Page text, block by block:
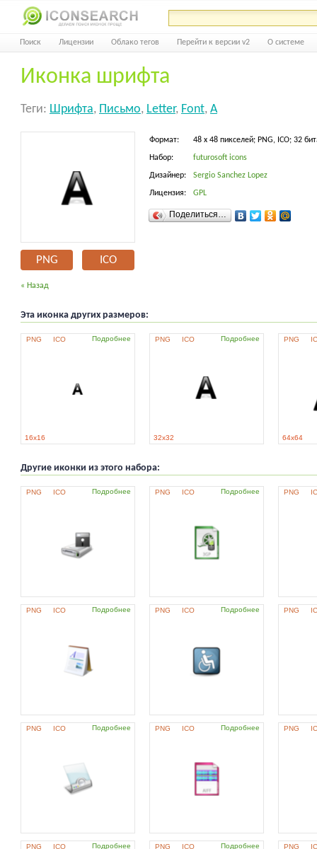
Поиск Лицензии Облако тегов Перейти к версии v2 О системе
Иконка шрифта
Теги: Шрифта, Письмо, Letter, Font, A
PNG ICO
Формат: 48 x 48 пикселей; PNG, ICO; 32
Набор: futurosoft icons
Дизайнер: Sergio Sanchez Lopez
Лицензия: GPL
Поделиться…
« Назад
Эта иконка других размеров:
PNG ICO Подробнее
16x16
PNG ICO Подробнее
32x32
PNG
64x64
Другие иконки из этого набора:
PNG ICO Подробнее PNG ICO Подробнее PNG
PNG ICO Подробнее PNG ICO Подробнее PNG
PNG ICO Подробнее PNG ICO Подробнее PNG
PNG ICO Подробнее PNG ICO Подробнее PNG